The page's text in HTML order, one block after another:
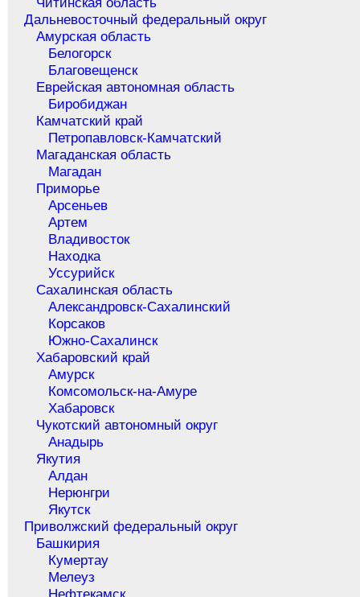
Дальневосточный федеральный округ
Амурская область
Белогорск
Благовещенск
Еврейская автономная область
Биробиджан
Камчатский край
Петропавловск-Камчатский
Магаданская область
Магадан
Приморье
Арсеньев
Артем
Владивосток
Находка
Уссурийск
Сахалинская область
Александровск-Сахалинский
Корсаков
Южно-Сахалинск
Хабаровский край
Амурск
Комсомольск-на-Амуре
Хабаровск
Чукотский автономный округ
Анадырь
Якутия
Алдан
Нерюнгри
Якутск
Приволжский федеральный округ
Башкирия
Кумертау
Мелеуз